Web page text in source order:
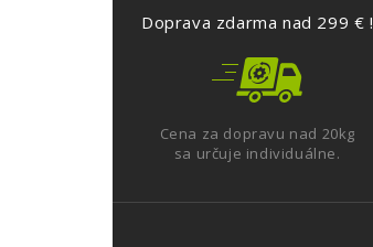
Doprava zdarma nad 299 € !
Cena za dopravu nad 20kg
sa určuje individuálne.